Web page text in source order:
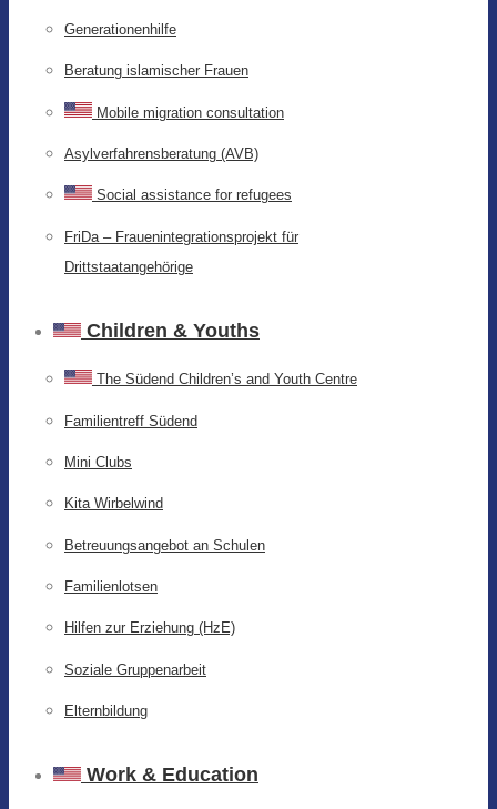
Generationenhilfe
Beratung islamischer Frauen
Mobile migration consultation
Asylverfahrensberatung (AVB)
Social assistance for refugees
FriDa – Frauenintegrationsprojekt für
Drittstaatangehörige
Children & Youths
The Südend Children’s and Youth Centre
Familientreff Südend
Mini Clubs
Kita Wirbelwind
Betreuungsangebot an Schulen
Familienlotsen
Hilfen zur Erziehung (HzE)
Soziale Gruppenarbeit
Elternbildung
Work & Education